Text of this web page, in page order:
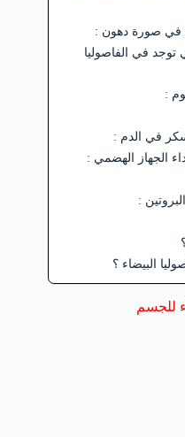
في صورة دهون :
توجد في الفاصوليا
:
في الدم :
الجهاز الهضمي :
:
البيضاء ؟
للجسم